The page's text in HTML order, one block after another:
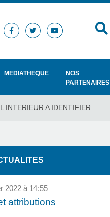
MEDIATHEQUE
NOS
PARTENAIRES
A IDENTIFIER ...
2022 à 14:55
attributions